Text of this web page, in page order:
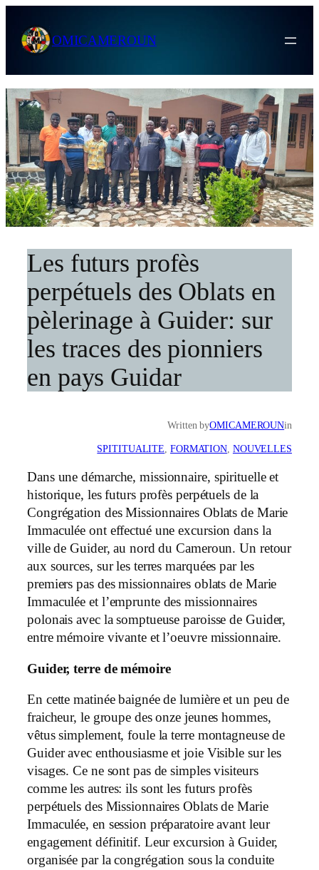
content
OMICAMEROUN
Les futurs profès
perpétuels des Oblats en
pèlerinage à Guider: sur
les traces des pionniers
en pays Guidar
Written byOMICAMEROUNin
SPITITUALITE FORMATION NOUVELLES
Dans une démarche, missionnaire, spirituelle et
historique, les futurs profès perpétuels de la
Congrégation des Missionnaires Oblats de Marie
Immaculée ont effectué une excursion dans la
ville de Guider, au nord du Cameroun. Un retour
aux sources, sur les terres marquées par les
premiers pas des missionnaires oblats de Marie
Immaculée et l’emprunte des missionnaires
polonais avec la somptueuse paroisse de Guider,
entre mémoire vivante et l’oeuvre missionnaire.
Guider, terre de mémoire
En cette matinée baignée de lumière et un peu de
fraicheur, le groupe des onze jeunes hommes,
vêtus simplement, foule la terre montagneuse de
Guider avec enthousiasme et joie Visible sur les
visages. Ce ne sont pas de simples visiteurs
comme les autres: ils sont les futurs profès
perpétuels des Missionnaires Oblats de Marie
Immaculée, en session préparatoire avant leur
engagement définitif. Leur excursion à Guider,
organisée par la congrégation sous la conduite